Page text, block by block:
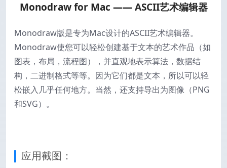
Monodraw for Mac —— ASCII艺术编辑器
Monodraw版是专为Mac设计的ASCII艺术编辑器。
Monodraw使您可以轻松创建基于文本的艺术作品（如
图表，布局，流程图），并直观地表示算法，数据结
构，二进制格式等等。因为它们都是文本，所以可以轻
松嵌入几乎任何地方。当然，还支持导出为图像（PNG
和SVG）。
应用截图：